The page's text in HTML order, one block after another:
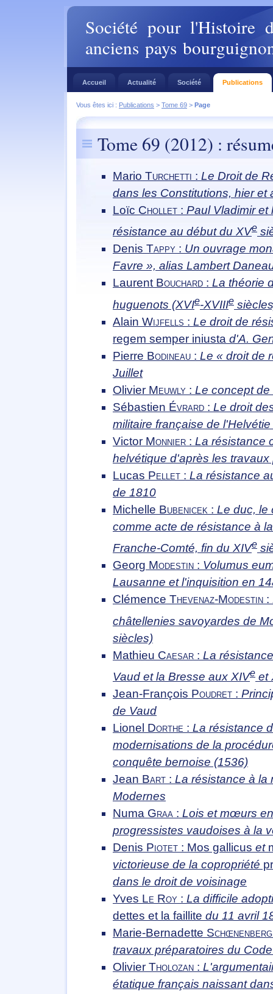
Société pour l'Histoire
anciens pays
Accueil Actualité Société Publications
Vous êtes ici : Publications > Tome 69 > Page
Tome 69 (2012) :
Mario Turchetti : Le Droit de
dans les Constitutions, hier et
Loïc Chollet : Paul Vladimir et
résistance au début du XVe
Denis Tappy : Un ouvrage
Favre », alias Lambert
Laurent Bouchard : La théorie
huguenots (XVIe-XVIIIe
Alain Wijfells : Le droit de
regem semper iniusta d'A.
Pierre Bodineau : Le « droit de
Juillet
Olivier Meuwly : Le concept
Sébastien Évrard : Le droit
militaire française de
Victor Monnier : La résistance
helvétique d'après les
Lucas Pellet : La résistance
de 1810
Michelle Bubenicek : Le duc, le
comme acte de résistance à
Franche-Comté, fin du XIVe
Georg Modestin : Volumus
Lausanne et l'inquisition en
Clémence Thevenaz-Modestin :
châtellenies savoyardes de
siècles)
Mathieu Caesar : La
Vaud et la Bresse aux XIVe et
Jean-François Poudret :
de Vaud
Lionel Dorthe : La résistance
modernisations de la
conquête bernoise (1536)
Jean Bart : La résistance à la
Modernes
Numa Graa : Lois et mœurs
progressistes vaudoises à la
Denis Piotet : Mos gallicus et
victorieuse de la copropriété
dans le droit de voisinage
Yves Le Roy : La difficile
dettes et la faillite du 11 avril
Marie-Bernadette
travaux préparatoires du
Olivier Tholozan :
étatique français naissant